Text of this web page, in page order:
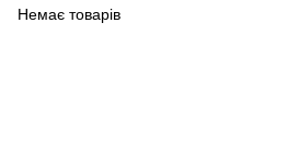
Немає товарів